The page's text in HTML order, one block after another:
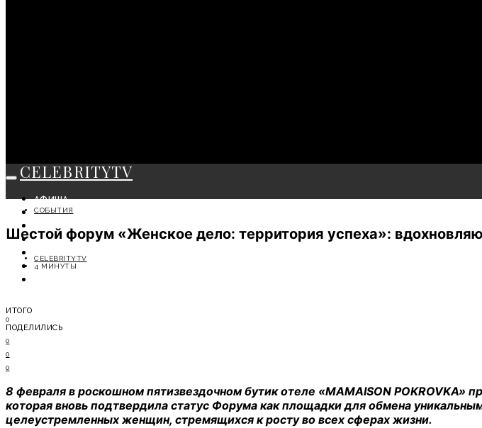
CELEBRITYTV
АФИША
СОБЫТИЯ
КРАСОТА
МОДА
ЛИЧНОСТЬ
ОТДЫХ
СОБЫТИЯ
Шестой форум «Женское дело: территория успеха»:
CELEBRITYTV
4 МИНУТЫ
ИТОГО
0
ПОДЕЛИЛИСЬ
0
0
0
8 февраля в роскошном пятизвездочном бутик отеле «MAMAISON
которая вновь подтвердила статус Форума как площадки для обмена
целеустремленных женщин, стремящихся к росту во всех сферах жизни.